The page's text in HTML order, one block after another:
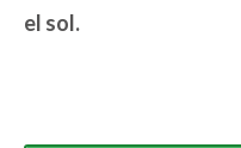
el sol.